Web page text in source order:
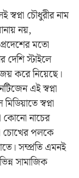
চৌধুরীর নাম
নয়,
মতো
স্টাইলে
করে নিয়েছে।
এই স্বপ্না
স্বপ্না
নাচের
চোখের পলকে
সম্প্রতি এমনই
সামাজিক